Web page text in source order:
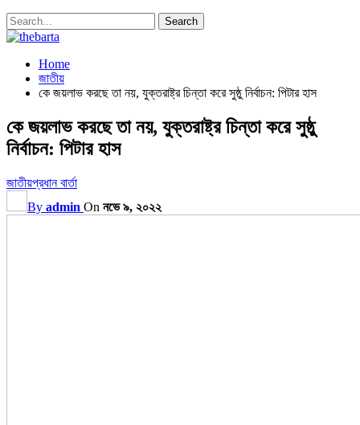
Home
জাতীয়
কে জয়লাভ করছে তা নয়, যুক্তরাষ্ট্র চিন্তা করে সুষ্ঠু নির্বাচন: পিটার হাস
কে জয়লাভ করছে তা নয়, যুক্তরাষ্ট্র চিন্তা করে সুষ্ঠু
নির্বাচন: পিটার হাস
জাতীয়প্রধান বার্তা
By admin On নভে ৯, ২০২২